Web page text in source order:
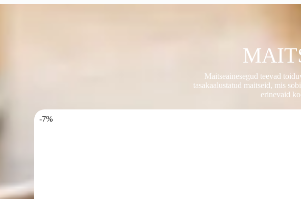
Maitseainesegud teevad
tasakaalustatud maitseid, mis
erinevaid
-7%